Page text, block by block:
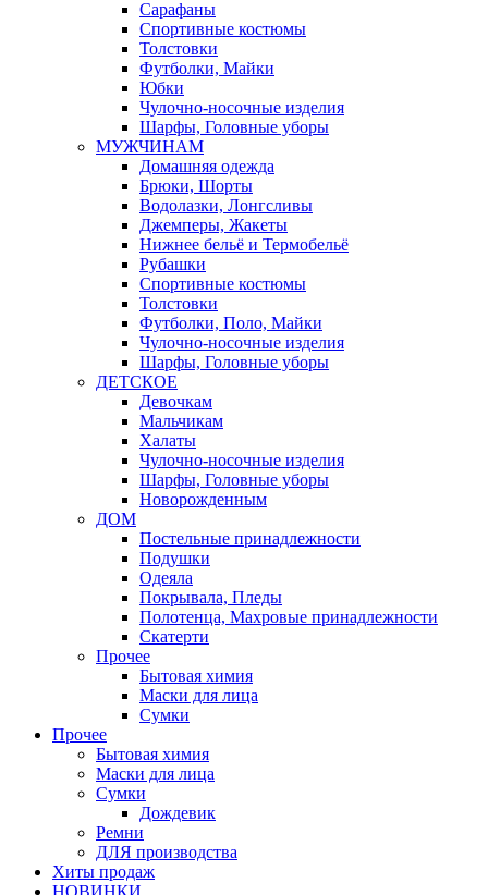
Сарафаны
Спортивные костюмы
Толстовки
Футболки, Майки
Юбки
Чулочно-носочные изделия
Шарфы, Головные уборы
МУЖЧИНАМ
Домашняя одежда
Брюки, Шорты
Водолазки, Лонгсливы
Джемперы, Жакеты
Нижнее бельё и Термобельё
Рубашки
Спортивные костюмы
Толстовки
Футболки, Поло, Майки
Чулочно-носочные изделия
Шарфы, Головные уборы
ДЕТСКОЕ
Девочкам
Мальчикам
Халаты
Чулочно-носочные изделия
Шарфы, Головные уборы
Новорожденным
ДОМ
Постельные принадлежности
Подушки
Одеяла
Покрывала, Пледы
Полотенца, Махровые принадлежности
Скатерти
Прочее
Бытовая химия
Маски для лица
Сумки
Прочее
Бытовая химия
Маски для лица
Сумки
Дождевик
Ремни
ДЛЯ производства
Хиты продаж
НОВИНКИ